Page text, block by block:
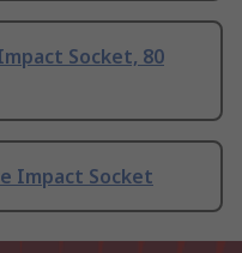
Socket, 80
Impact Socket